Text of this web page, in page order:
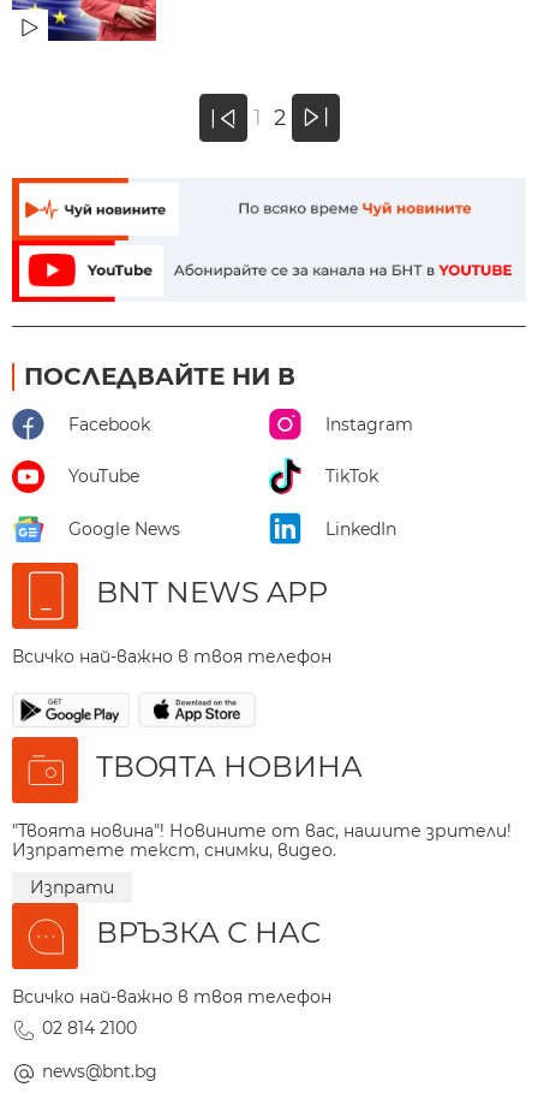
« 1 2 »
ПОСЛЕДВАЙТЕ НИ В
Facebook Instagram
YouTube TikTok
Google News LinkedIn
BNT NEWS APP
Всичко най-важно в твоя телефон
ТВОЯТА НОВИНА
"Твоята новина"! Новините от вас, нашите зрители!
Изпратете текст, снимки, видео.
Изпрати
ВРЪЗКА С НАС
Всичко най-важно в твоя телефон
02 814 2100
news@bnt.bg